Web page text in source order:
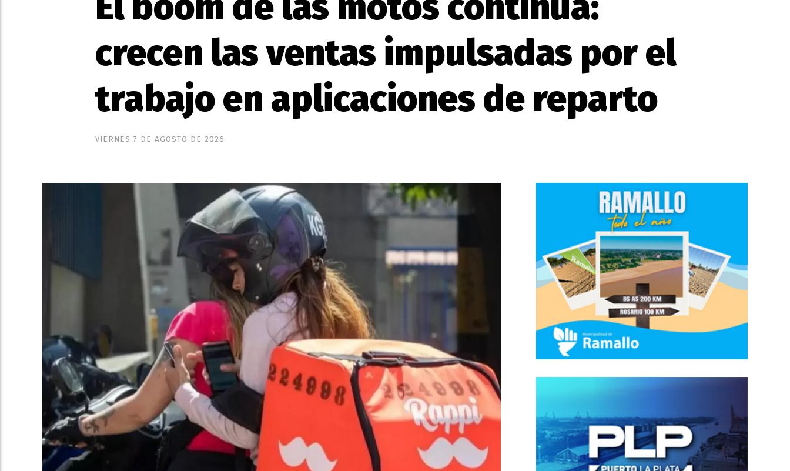
crecen las ventas impulsadas por el
trabajo en aplicaciones de reparto
VIERNES 7 DE AGOSTO DE 2026